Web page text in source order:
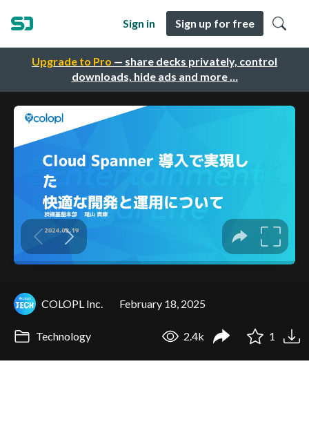
Upgrade to Pro — share decks privately, control
downloads, hide ads and more …
Sign in Sign up for free
COLOPL Inc. February 18, 2025
Technology 2.4k 1